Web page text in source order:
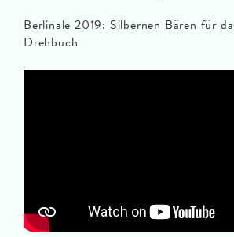
Berlinale 2019: Silbernen Bären für
Drehbuch